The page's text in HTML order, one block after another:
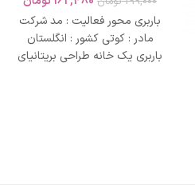
باربری محور فعالیت : مد شرکت
مادر : کوتی کشور : انگلستان
باربری یک خانه طراحی بریتانیای